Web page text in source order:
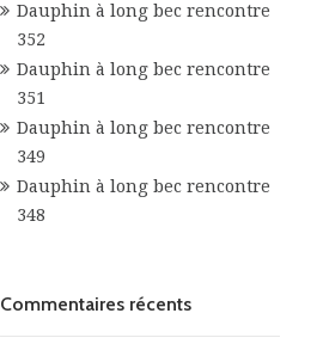
Dauphin à long bec rencontre
352
Dauphin à long bec rencontre
351
Dauphin à long bec rencontre
349
Dauphin à long bec rencontre
348
Commentaires récents